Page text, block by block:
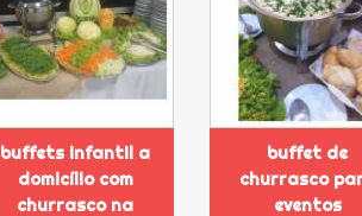
buffets infantil a
domicílio com
churrasco na
buffet de
churrasco
eventos